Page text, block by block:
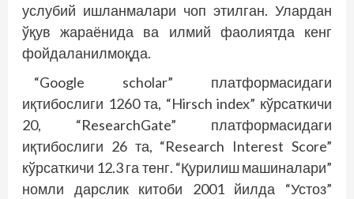
услубий ишланмалари чоп этилган. Улардан
ўқув жараёнида ва илмий фаолиятда кенг
фойдаланилмоқда.
“Google scholar” платформасидаги
иқтибослиги 1260 та, “Hirsch index” кўрсаткичи
20, “ResearchGate” платформасидаги
иқтибослиги 26 та, “Research Interest Score”
кўрсаткичи 12.3 га тенг. “Қурилиш машиналари”
номли дарслик китоби 2001 йилда “Устоз”